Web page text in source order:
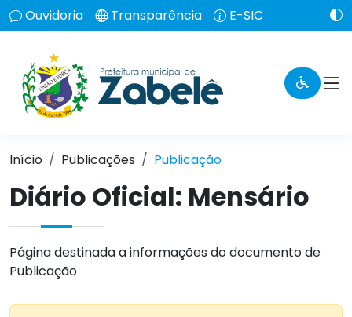
Ouvidoria Transparência E-SIC
Início Publicações Publicação
Diário Oficial: Mensário
Página destinada a informações do documento de
Publicação